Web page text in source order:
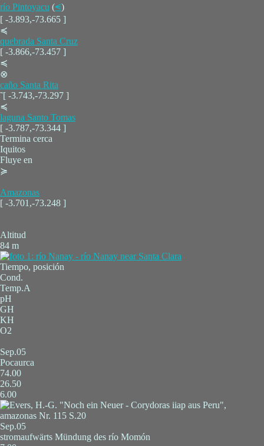
río Pintoyacu (⪪)
[ -3.893,-73.665 ]
≼
quebrada Santa Cruz
[ -3.866,-73.457 ]
≼
⊗
caño Santa Rita
˜[ -3.743,-73.297 ]
≼
laguna Santo Tomas
[ -3.787,-73.344 ]
Termina cerca
Iquitos
Fluye en
≽
Amazonas
[ -3.701,-73.248 ]
Altitud
84 m
Tiempo, posición
Cond.
Temp.A
pH
GH
KH
O2
Sep.05
Pocaurca
74.00
26.50
6.00
Sep.05
stromaufwärts Mündung des río Momón